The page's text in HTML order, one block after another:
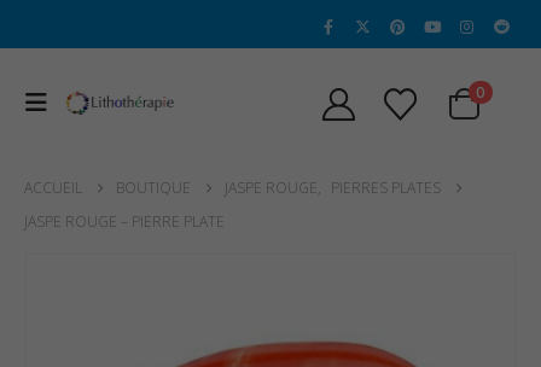
0
ACCUEIL BOUTIQUE JASPE ROUGE, PIERRES PLATES
JASPE ROUGE – PIERRE PLATE